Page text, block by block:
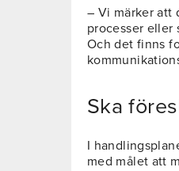
– Vi märker att
processer eller
Och det finns
Ska
I
med målet att